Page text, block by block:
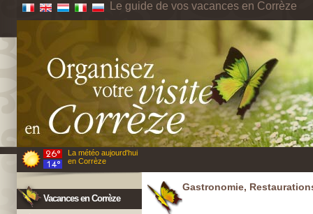
Le guide de vos vacances en Corrèze
La météo aujourd'hui
en Corrèze
Vacances en Corrèze
Gastronomie,